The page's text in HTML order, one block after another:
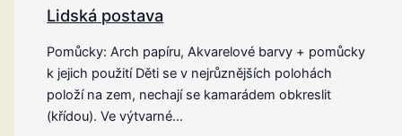
Lidská postava
Pomůcky: Arch papíru, Akvarelové barvy + pomůcky
k jejich použití Děti se v nejrůznějších polohách
položí na zem, nechají se kamarádem obkreslit
(křídou). Ve výtvarné…